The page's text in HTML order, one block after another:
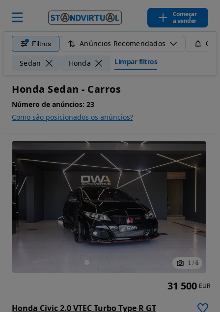
Começar
a vender
Filtros Anúncios Recomendados
Sedan Honda Limpar filtros
Honda Sedan - Carros
Número de anúncios: 23
Como são posicionados os anúncios?
1 / 6
Honda Civic 2.0 VTEC Turbo Type R GT
31 500 EUR